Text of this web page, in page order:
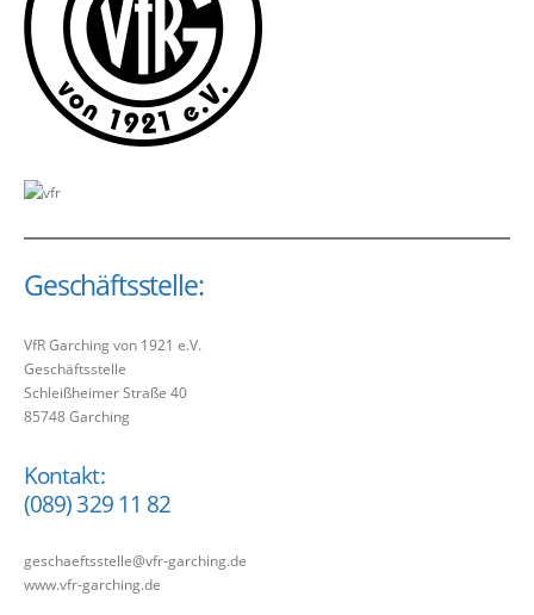
Geschäftsstelle:
VfR Garching von 1921 e.V.
Geschäftsstelle
Schleißheimer Straße 40
85748 Garching
Kontakt:
(089) 329 11 82
geschaeftsstelle@vfr-garching.de
www.vfr-garching.de